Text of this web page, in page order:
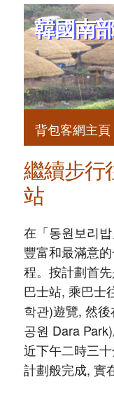
韓國南
背包客網主頁
繼續步行
站
在「동원보리
豐富和最滿意
程。按計劃首
巴士站, 乘巴士
학관)遊覽, 然
공원 Dara
近下午二時三
計劃般完成, 實